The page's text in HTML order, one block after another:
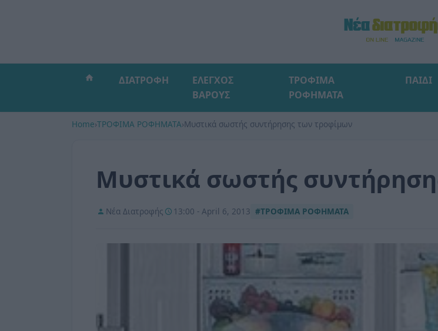
ΔΙΑΤΡΟΦΗ
ΕΛΕΓΧΟΣ
ΒΑΡΟΥΣ
ΤΡΟΦΙΜΑ
ΡΟΦΗΜΑΤΑ
ΠΑΙΔΙ
Home›ΤΡΟΦΙΜΑ ΡΟΦΗΜΑΤΑ›Μυστικά σωστής συντήρησης των τροφίμων
Μυστικά σωστής
Νέα Διατροφής 13:00 - April 6, 2013 #ΤΡΟΦΙΜΑ ΡΟΦΗΜΑΤΑ